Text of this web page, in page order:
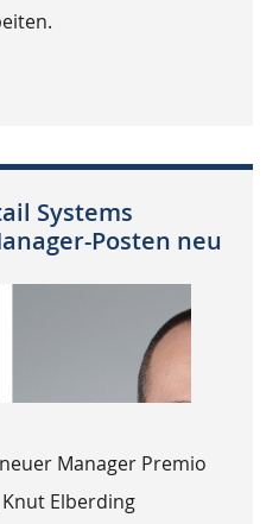
Systems
Posten neu
Manager Premio
Elberding